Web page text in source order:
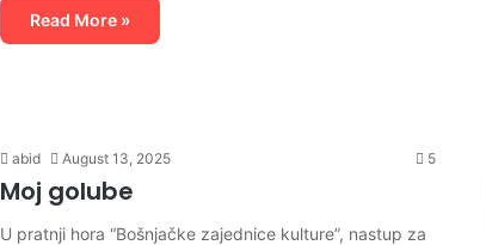
Read More »
abid August 13, 2025 5
Moj golube
U pratnji hora “Bošnjačke zajednice kulture”, nastup za